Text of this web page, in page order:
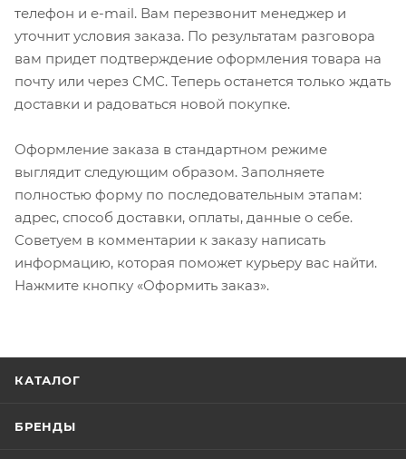
телефон и e-mail. Вам перезвонит менеджер и
уточнит условия заказа. По результатам разговора
вам придет подтверждение оформления товара на
почту или через СМС. Теперь останется только ждать
доставки и радоваться новой покупке.
Оформление заказа в стандартном режиме
выглядит следующим образом. Заполняете
полностью форму по последовательным этапам:
адрес, способ доставки, оплаты, данные о себе.
Советуем в комментарии к заказу написать
информацию, которая поможет курьеру вас найти.
Нажмите кнопку «Оформить заказ».
КАТАЛОГ
БРЕНДЫ